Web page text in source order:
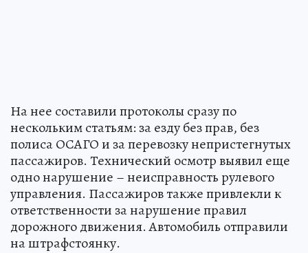
На нее составили протоколы сразу по
нескольким статьям: за езду без прав, без
полиса ОСАГО и за перевозку непристегнутых
пассажиров. Технический осмотр выявил еще
одно нарушение – неисправность рулевого
управления. Пассажиров также привлекли к
ответственности за нарушение правил
дорожного движения. Автомобиль отправили
на штрафстоянку.